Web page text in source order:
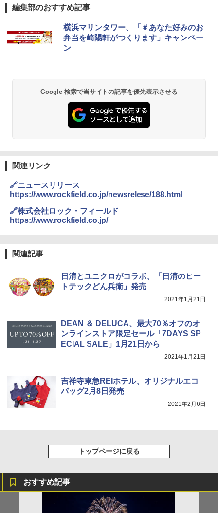
[キャンパーズコレクション 山善] ポップアッ
プテント 傘みたいに広げて畳める パッとサ
ッとサンシェード キューブ フルクローズ メ
PYKES PEAK (パイクスピーク) 着替えテン
ト プライバシー テント 【中が透けない】 1
人用 折りたたみ 防災グッズ 災害用トイレ ビ
ーチ ピクニック ポップアップテント 携帯 簡
ENDLESS BASE 《めざましテレビで紹介》
テント ワンタッチ RENEW 幅200 2-3人用 43
500002(88859)
￥5,999
ュ(BC仕様) PATC-150B(EB)
[キャンパーズコレクション 山善] 傘みたいに
広げるだけ パッとサッとテント キューブワ
イド ブラックコーティング フルクローズ メ
ッシュ 4人用 簡単設置 ポップアップテント P
熊撃退スプレー 熊よけスプレー 熊スプレー
【日本企業販売】超強力クマ対策スプレー 30
0ml（連続噴射30秒）110ml（連続噴射15
送
GRANDOOR ステンレス保冷剤 2個セット 2
BUNDOK(バンドック)ソロ ドーム 1 EX BDK
-08EX カーキ ソロキャンプ ポリエステル フ
レーム ドーム型 テント
￥-
き
ポインターライト 強力 小型 緑色/赤色/青紫色
USB充電式 高精度 超長距離照射 長時間使用
可能 安全ロック付き 高安全性 金属製耐久 コ
ンパクト多機能設計 持ち運び便利 アウトド
ア/オフィス/教育現場/展示会用 緑
編集部のおすすめ記事
横浜マリンタワー、「＃あなた好みのお
弁当を崎陽軒がつくります」キャンペー
ン
Google 検索で当サイトの記事を優先表示させる
関連リンク
🔗ニュースリリース
https://www.rockfield.co.jp/newsrelese/188.html
🔗株式会社ロック・フィールド
https://www.rockfield.co.jp/
関連記事
日清とユニクロがコラボ、「日清のヒー
トテックどん兵衛」発売
2021年1月21日
DEAN ＆ DELUCA、最大70％オフのオ
ンラインストア限定セール「7DAYS SP
ECIAL SALE」1月21日から
2021年1月21日
吉祥寺東急REIホテル、オリジナルエコ
バッグ2月8日発売
2021年2月6日
トップページに戻る
おすすめ記事